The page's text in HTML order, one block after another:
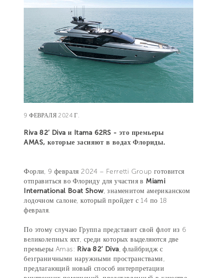
9 ФЕВРАЛЯ 2024 Г.
Riva 82’ Diva и Itama 62RS - это премьеры
AMAS, которые засияют в водах Флориды.
Форли, 9 февраля 2024 – Ferretti Group готовится
отправиться во Флориду для участия в Miami
International Boat Show, знаменитом американском
лодочном салоне, который пройдет с 14 по 18
февраля.
По этому случаю Группа представит свой флот из 6
великолепных яхт, среди которых выделяются две
премьеры Amas: Riva 82’ Diva, флайбридж с
безграничными наружными пространствами,
предлагающий новый способ интерпретации